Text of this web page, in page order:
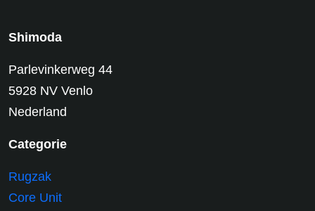
Shimoda
Parlevinkerweg 44
5928 NV Venlo
Nederland
Categorie
Rugzak
Core Unit